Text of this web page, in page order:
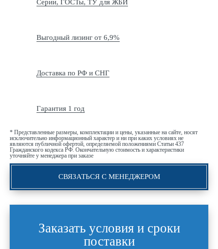
Серии, ГОСТы, ТУ для ЖБИ
Выгодный лизинг от 6,9%
Доставка по РФ и СНГ
Гарантия 1 год
* Представленные размеры, комплектации и цены, указанные на сайте, носят
исключительно информационный характер и ни при каких условиях не
являются публичной офертой, определяемой положениями Статьи 437
Гражданского кодекса РФ. Окончательную стоимость и характеристики
уточняйте у менеджера при заказе
СВЯЗАТЬСЯ С МЕНЕДЖЕРОМ
Заказать условия и сроки
поставки